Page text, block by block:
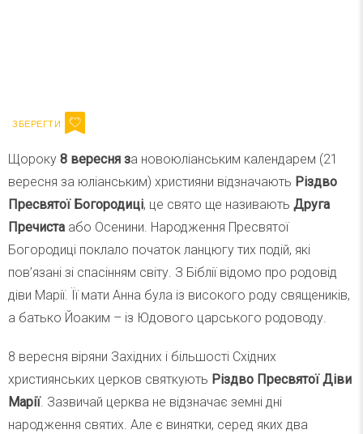
Щороку 8 вересня за новоюліанським календарем (21
вересня за юліанським) християни відзначають Різдво
Пресвятої Богородиці, це свято ще називають Друга
Пречиста або Осенини. Народження Пресвятої
Богородиці поклало початок ланцюгу тих подій, які
пов’язані зі спасінням світу. З Біблії відомо про родовід
діви Марії. Її мати Анна була із високого роду священиків,
а батько Йоаким – із Юдового царського родоводу.
8 вересня віряни Західних і більшості Східних
християнських церков святкують Різдво Пресвятої Діви
Марії. Зазвичай церква не відзначає земні дні
народження святих. Але є винятки, серед яких два